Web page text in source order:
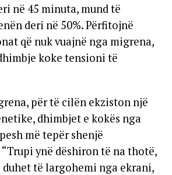
në 45 minuta, mund të
deri në 50%. Përfitojnë
që nuk vuajnë nga migrena,
koke tensioni të
për të cilën ekziston një
dhimbjet e kokës nga
më tepër shenjë
ynë dëshiron të na thotë,
duhet të largohemi nga ekrani,